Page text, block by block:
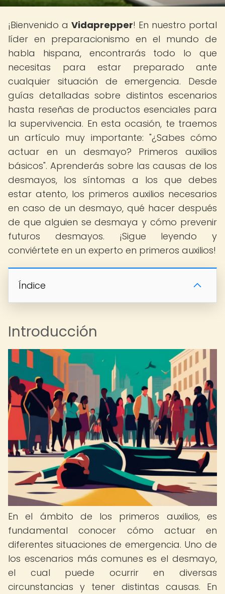
¡Bienvenido a Vidaprepper! En nuestro portal
líder en preparacionismo en el mundo de
habla hispana, encontrarás todo lo que
necesitas para estar preparado ante
cualquier situación de emergencia. Desde
guías detalladas sobre distintos escenarios
hasta reseñas de productos esenciales para
la supervivencia. En esta ocasión, te traemos
un artículo muy importante: "¿Sabes cómo
actuar en un desmayo? Primeros auxilios
básicos". Aprenderás sobre las causas de los
desmayos, los síntomas a los que debes
estar atento, los primeros auxilios necesarios
en caso de un desmayo, qué hacer después
de que alguien se desmaya y cómo prevenir
futuros desmayos. ¡Sigue leyendo y
conviértete en un experto en primeros auxilios!
Índice
Introducción
En el ámbito de los primeros auxilios, es
fundamental conocer cómo actuar en
diferentes situaciones de emergencia. Uno de
los escenarios más comunes es el desmayo,
el cual puede ocurrir en diversas
circunstancias y tener distintas causas. En